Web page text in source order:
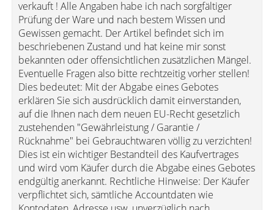
verkauft ! Alle Angaben habe ich nach sorgfältiger
Prüfung der Ware und nach bestem Wissen und
Gewissen gemacht. Der Artikel befindet sich im
beschriebenen Zustand und hat keine mir sonst
bekannten oder offensichtlichen zusätzlichen Mängel.
Eventuelle Fragen also bitte rechtzeitig vorher stellen!
Dies bedeutet: Mit der Abgabe eines Gebotes
erklären Sie sich ausdrücklich damit einverstanden,
auf die Ihnen nach dem neuen EU-Recht gesetzlich
zustehenden "Gewährleistung / Garantie /
Rücknahme" bei Gebrauchtwaren völlig zu verzichten!
Dies ist ein wichtiger Bestandteil des Kaufvertrages
und wird vom Käufer durch die Abgabe eines Gebotes
endgültig anerkannt. Rechtliche Hinweise: Der Käufer
verpflichtet sich, sämtliche Accountdaten wie